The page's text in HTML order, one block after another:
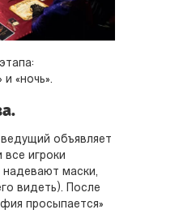
«ночь».
объявляет
все игроки
надевают маски,
видеть). После
просыпается»